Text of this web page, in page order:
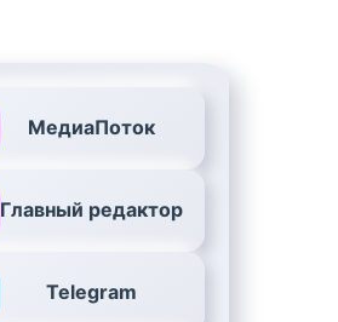
МедиаПоток
Главный редактор
Telegram